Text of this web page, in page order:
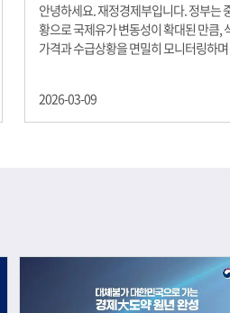
안녕하세요. 재정경제부입니다. 정부는
황으로 국제유가 변동성이 확대된 만큼,
가격과 수급상황을 면밀히 모니터링하
고 추세적 흐름을 보여주는 근원물가는
승 향후 지정학적 요인, 기상여건 등 불
2026-03-09